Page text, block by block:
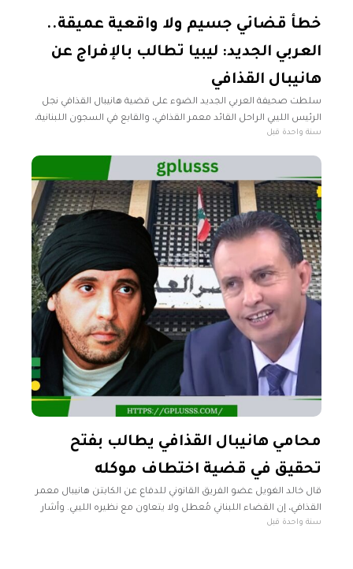
خطأ قضائي جسيم ولا واقعية عميقة..
العربي الجديد: ليبيا تطالب بالإفراج عن
هانيبال القذافي
سلطت صحيفة العربي الجديد الضوء على قضية هانيبال القذافي نجل
الرئيس الليبي الراحل القائد معمر القذافي، والقابع في السجون اللبنانية،
في قضية اختفاء موسى الصدر في ليبيا. وقالت الصحيفة إن
سنة واحدة قبل
محامي هانيبال القذافي يطالب بفتح
تحقيق في قضية اختطاف موكله
قال خالد الغويل عضو الفريق القانوني للدفاع عن الكابتن هانيبال معمر
القذافي، إن القضاء اللبناني مُعطل ولا يتعاون مع نظيره الليبي. وأشار
الغويل، في مداخلة لقناة "العربية"، إلى ضرورة تناول
سنة واحدة قبل